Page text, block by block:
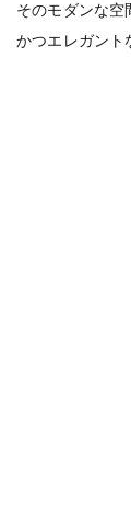
そのモダンな空
かつエレガント